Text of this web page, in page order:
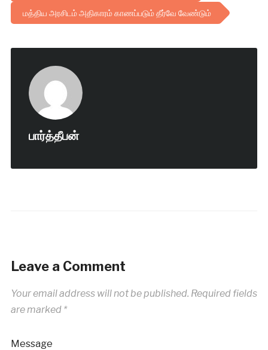
மத்திய அரசிடம் அதிகாரம் காணப்படும் தீர்வே வேண்டும்
பார்த்தீபன்
Leave a Comment
Your email address will not be published. Required fields
are marked *
Message